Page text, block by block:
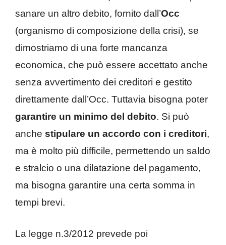
sanare un altro debito, fornito dall’Occ
(organismo di composizione della crisi), se
dimostriamo di una forte mancanza
economica, che può essere accettato anche
senza avvertimento dei creditori e gestito
direttamente dall’Occ. Tuttavia bisogna poter
garantire un minimo del debito. Si può
anche stipulare un accordo con i creditori,
ma è molto più difficile, permettendo un saldo
e stralcio o una dilatazione del pagamento,
ma bisogna garantire una certa somma in
tempi brevi.
La legge n.3/2012 prevede poi